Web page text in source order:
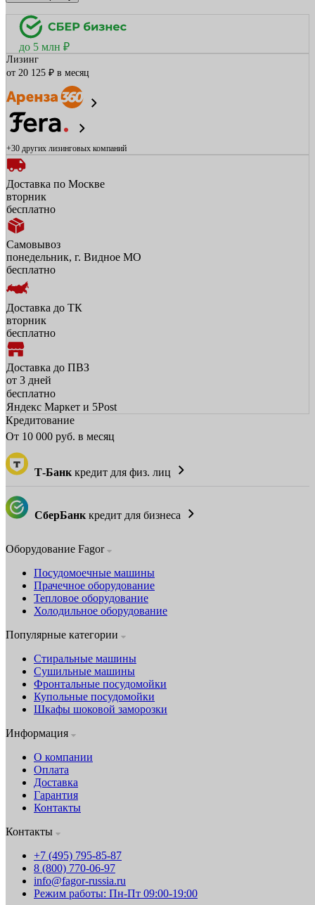
до 5 млн ₽
Лизинг
от 20 125 ₽ в месяц
+30 других лизинговых компаний
Доставка по Москве
вторник
бесплатно
Самовывоз
понедельник, г. Видное МО
бесплатно
Доставка до ТК
вторник
бесплатно
Доставка до ПВЗ
от 3 дней
бесплатно
Яндекс Маркет и 5Post
Кредитование
От 10 000 руб. в месяц
Т-Банк кредит для физ. лиц
СберБанк кредит для бизнеса
Оборудование Fagor
Посудомоечные машины
Прачечное оборудование
Тепловое оборудование
Холодильное оборудование
Популярные категории
Стиральные машины
Сушильные машины
Фронтальные посудомойки
Купольные посудомойки
Шкафы шоковой заморозки
Информация
О компании
Оплата
Доставка
Гарантия
Контакты
Контакты
+7 (495) 795-85-87
8 (800) 770-06-97
info@fagor-russia.ru
Режим работы: Пн-Пт 09:00-19:00